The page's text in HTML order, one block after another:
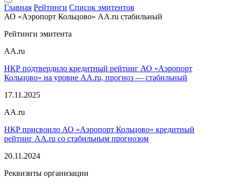
Главная Рейтинги Список эмитентов
АО «Аэропорт Кольцово» AA.ru стабильный
Рейтинги эмитента
AA.ru
НКР подтвердило кредитный рейтинг АО «Аэропорт
Кольцово» на уровне AA.ru, прогноз — стабильный
17.11.2025
AA.ru
НКР присвоило АО «Аэропорт Кольцово» кредитный
рейтинг AA.ru со стабильным прогнозом
20.11.2024
Реквизиты организации